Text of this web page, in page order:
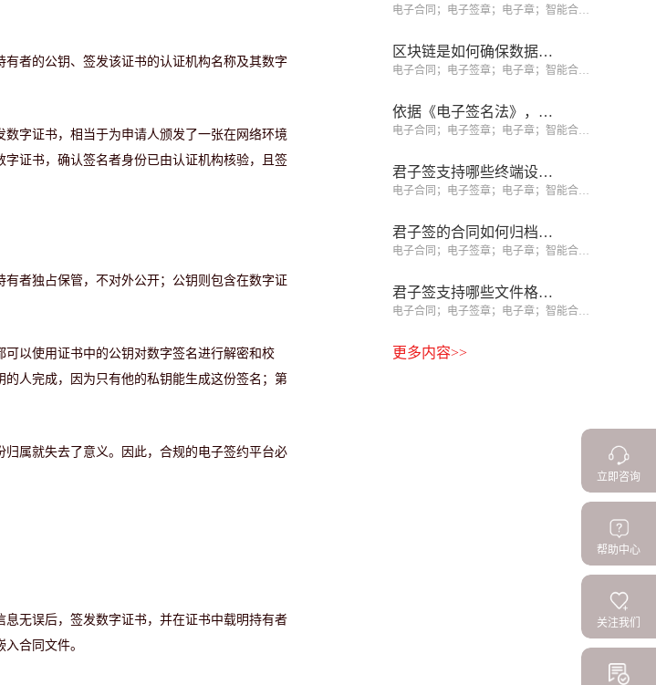
者的公钥、签发该证书的认证机构名称及其数字
字证书，相当于为申请人颁发了一张在网络环境
证书，确认签名者身份已由认证机构核验，且签
者独占保管，不对外公开；公钥则包含在数字证
以使用证书中的公钥对数字签名进行解密和校
人完成，因为只有他的私钥能生成这份签名；第
属就失去了意义。因此，合规的电子签约平台必
无误后，签发数字证书，并在证书中载明持有者
合同文件。
电子合同；电子签章；电子章；智能合同；合同管理
区块链是如何确保数据不可篡改的？
电子合同；电子签章；电子章；智能合同；合同管理
依据《电子签名法》，如何识别可靠电子签名、规避签约风险？
电子合同；电子签章；电子章；智能合同；合同管理
君子签支持哪些终端设备签署？
电子合同；电子签章；电子章；智能合同；合同管理
君子签的合同如何归档和查询？
电子合同；电子签章；电子章；智能合同；合同管理
君子签支持哪些文件格式？
电子合同；电子签章；电子章；智能合同；合同管理
更多内容>>
立即咨询
帮助中心
关注我们